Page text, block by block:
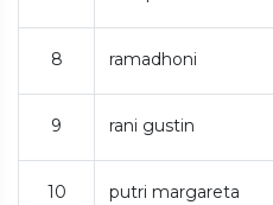
8 ramadhoni
9 rani gustin
10 putri margareta